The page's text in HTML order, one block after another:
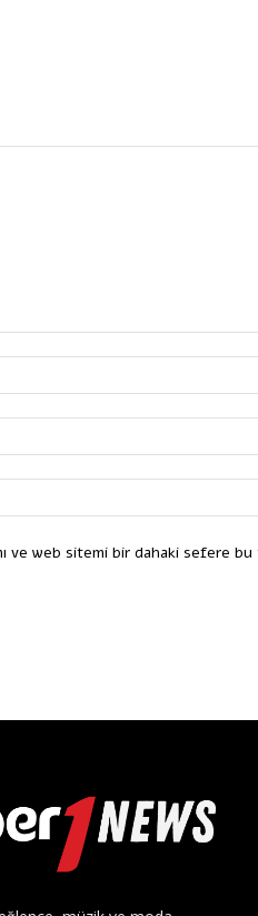
ve web sitemi bir dahaki sefere bu